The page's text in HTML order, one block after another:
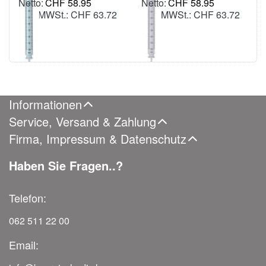
inkl. MWSt.: CHF 63.72
inkl. MWSt.: CHF 63.72
Informationen
Service, Versand & Zahlung
Firma, Impressum & Datenschutz
Haben Sie Fragen..?
Telefon:
062 511 22 00
Email: